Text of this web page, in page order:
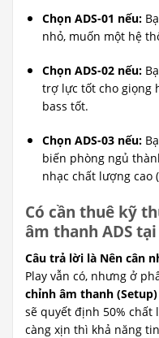
Chọn ADS-01 nếu:
nhỏ, muốn một hệ
Chọn ADS-02 nếu:
trợ lực tốt cho giọng
bass tốt.
Chọn ADS-03 nếu:
biến phòng ngủ
nhạc chất lượng cao
Có cần thuê kỹ
âm thanh ADS
Câu trả lời là Nên cân
Play vẫn có, nhưng ở
chỉnh âm thanh (Setup)
sẽ quyết định 50% chất
càng xịn thì khả năng